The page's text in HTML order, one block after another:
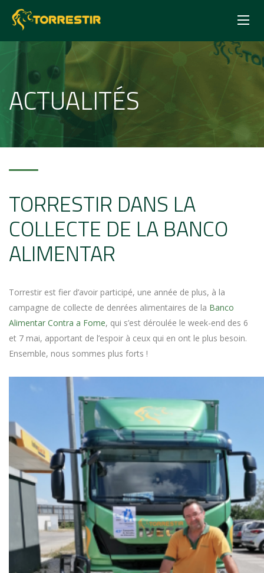
ACTUALITÉS
TORRESTIR DANS LA
COLLECTE DE LA BANCO
ALIMENTAR
Torrestir est fier d’avoir participé, une année de plus, à la
campagne de collecte de denrées alimentaires de la Banco
Alimentar Contra a Fome, qui s’est déroulée le week-end des 6
et 7 mai, apportant de l’espoir à ceux qui en ont le plus besoin.
Ensemble, nous sommes plus forts !